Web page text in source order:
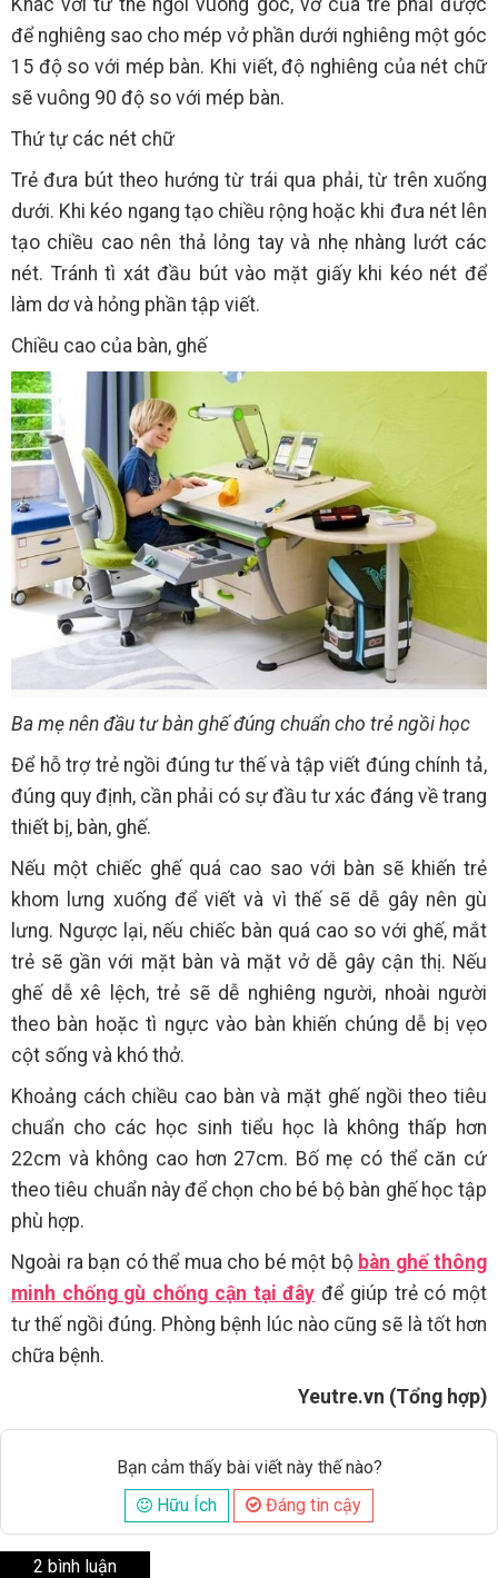
Khác với tư thế ngồi vuông góc, vở của trẻ phải được
để nghiêng sao cho mép vở phần dưới nghiêng một góc
15 độ so với mép bàn. Khi viết, độ nghiêng của nét chữ
sẽ vuông 90 độ so với mép bàn.
Thứ tự các nét chữ
Trẻ đưa bút theo hướng từ trái qua phải, từ trên xuống
dưới. Khi kéo ngang tạo chiều rộng hoặc khi đưa nét lên
tạo chiều cao nên thả lỏng tay và nhẹ nhàng lướt các
nét. Tránh tì xát đầu bút vào mặt giấy khi kéo nét để
làm dơ và hỏng phần tập viết.
Chiều cao của bàn, ghế
Ba mẹ nên đầu tư bàn ghế đúng chuẩn cho trẻ ngồi học
Để hỗ trợ trẻ ngồi đúng tư thế và tập viết đúng chính tả,
đúng quy định, cần phải có sự đầu tư xác đáng về trang
thiết bị, bàn, ghế.
Nếu một chiếc ghế quá cao sao với bàn sẽ khiến trẻ
khom lưng xuống để viết và vì thế sẽ dễ gây nên gù
lưng. Ngược lại, nếu chiếc bàn quá cao so với ghế, mắt
trẻ sẽ gần với mặt bàn và mặt vở dễ gây cận thị. Nếu
ghế dễ xê lệch, trẻ sẽ dễ nghiêng người, nhoài người
theo bàn hoặc tì ngực vào bàn khiến chúng dễ bị vẹo
cột sống và khó thở.
Khoảng cách chiều cao bàn và mặt ghế ngồi theo tiêu
chuẩn cho các học sinh tiểu học là không thấp hơn
22cm và không cao hơn 27cm. Bố mẹ có thể căn cứ
theo tiêu chuẩn này để chọn cho bé bộ bàn ghế học tập
phù hợp.
Ngoài ra bạn có thể mua cho bé một bộ bàn ghế thông
minh chống gù chống cận tại đây để giúp trẻ có một
tư thế ngồi đúng. Phòng bệnh lúc nào cũng sẽ là tốt hơn
chữa bệnh.
Yeutre.vn (Tổng hợp)
Bạn cảm thấy bài viết này thế nào?
Hữu Ích
Đáng tin cậy
2 bình luận